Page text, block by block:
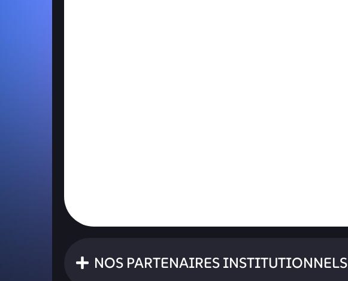
NOS PARTENAIRES INSTITUTIONNELS